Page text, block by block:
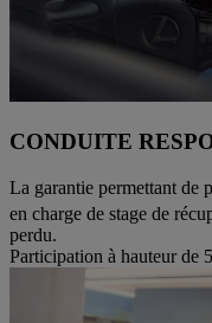
CONDUITE
La garantie permettant de
en charge de stage de
perdu.
Participation à hauteur de